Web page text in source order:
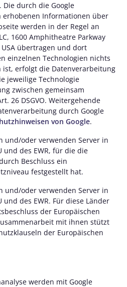
Die durch die Google
erhobenen Informationen über
werden in der Regel an
1600 Amphitheatre Parkway
USA übertragen und dort
einzelnen Technologien nichts
ist, erfolgt die Datenverarbeitung
jeweilige Technologie
zwischen gemeinsam
26 DSGVO. Weitergehende
durch Google
von Google.
und/oder verwenden Server in
und des EWR, für die die
Beschluss ein
festgestellt hat.
und/oder verwenden Server in
des EWR. Für diese Länder
der Europäischen
mit ihnen stützt
der Europäischen
werden mit Google